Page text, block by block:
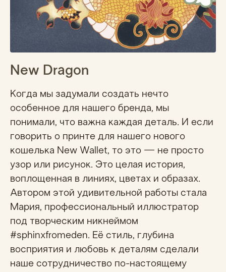
New Dragon
Когда мы задумали создать нечто
особенное для нашего бренда, мы
понимали, что важна каждая деталь. И если
говорить о принте для нашего нового
кошелька New Wallet, то это — не просто
узор или рисунок. Это целая история,
воплощенная в линиях, цветах и образах.
Автором этой удивительной работы стала
Мария, профессиональный иллюстратор
под творческим никнеймом
#sphinxfromeden. Её стиль, глубина
восприятия и любовь к деталям сделали
наше сотрудничество по-настоящему